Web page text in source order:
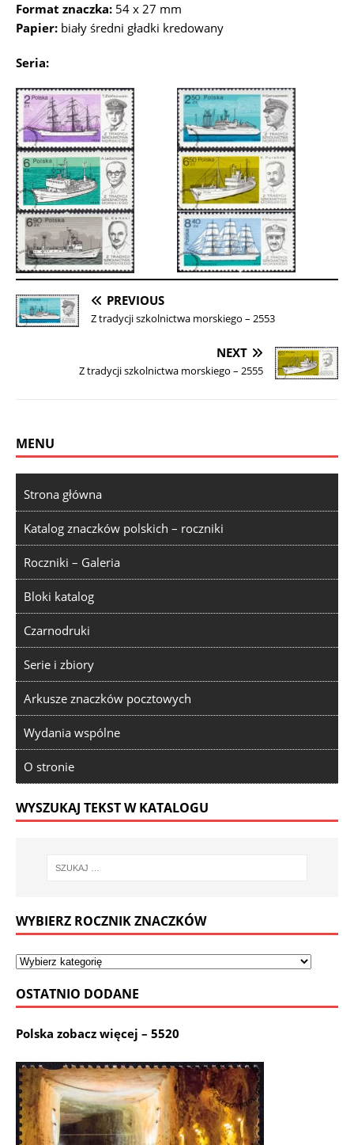
Format znaczka: 54 x 27 mm
Papier: biały średni gładki kredowany
Seria:
PREVIOUS
Z tradycji szkolnictwa morskiego – 2553
NEXT
Z tradycji szkolnictwa morskiego – 2555
MENU
Strona główna
Katalog znaczków polskich – roczniki
Roczniki – Galeria
Bloki katalog
Czarnodruki
Serie i zbiory
Arkusze znaczków pocztowych
Wydania wspólne
O stronie
WYSZUKAJ TEKST W KATALOGU
WYBIERZ ROCZNIK ZNACZKÓW
OSTATNIO DODANE
Polska zobacz więcej – 5520